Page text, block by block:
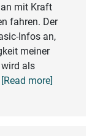
mit Kraft
fahren. Der
Infos an,
meiner
als
[Read more]